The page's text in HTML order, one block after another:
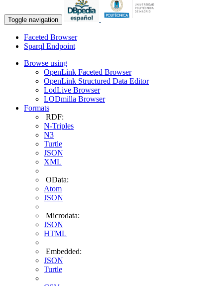
Toggle navigation
Faceted Browser
Sparql Endpoint
Browse using
OpenLink Faceted Browser
OpenLink Structured Data Editor
LodLive Browser
LODmilla Browser
Formats
RDF:
N-Triples
N3
Turtle
JSON
XML
OData:
Atom
JSON
Microdata:
JSON
HTML
Embedded:
JSON
Turtle